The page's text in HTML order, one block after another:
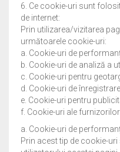
6. Ce cookie-uri sunt
de internet:
Prin utilizarea/vizitarea
următoarele cookie-uri:
a. Cookie-uri de
b. Cookie-uri de analiză a
c. Cookie-uri pentru
d. Cookie-uri de
e. Cookie-uri pentru
f. Cookie-uri ale
a. Cookie-uri de
Prin acest tip de cookie-